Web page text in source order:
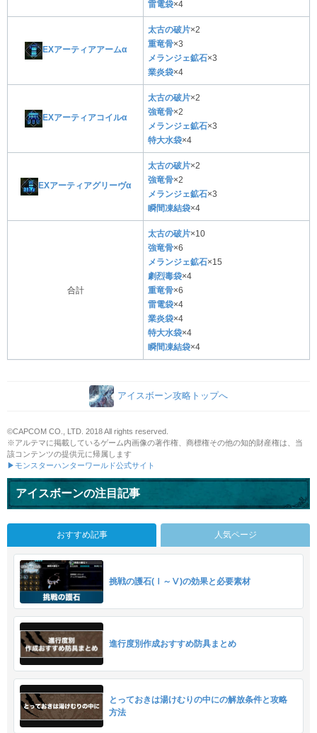
雷電袋×4
EXアーティアアームα
太古の破片×2
重竜骨×3
メランジェ鉱石×3
業炎袋×4
EXアーティアコイルα
太古の破片×2
強竜骨×2
メランジェ鉱石×3
特大水袋×4
EXアーティアグリーヴα
太古の破片×2
強竜骨×2
メランジェ鉱石×3
瞬間凍結袋×4
合計
太古の破片×10
強竜骨×6
メランジェ鉱石×15
劇烈毒袋×4
重竜骨×6
雷電袋×4
業炎袋×4
特大水袋×4
瞬間凍結袋×4
アイスボーン攻略トップへ
©CAPCOM CO., LTD. 2018 All rights reserved.
※アルテマに掲載しているゲーム内画像の著作権、商標権その他の知的財産権は、当
該コンテンツの提供元に帰属します
▶モンスターハンターワールド公式サイト
アイスボーンの注目記事
おすすめ記事 人気ページ
挑戦の護石(Ⅰ～Ⅴ)の効果と必要素材
進行度別作成おすすめ防具まとめ
とっておきは湯けむりの中にの解放条件と攻略
方法